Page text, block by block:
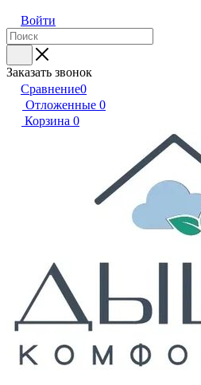
Войти
Заказать звонок
Сравнение0
Отложенные 0
Корзина 0